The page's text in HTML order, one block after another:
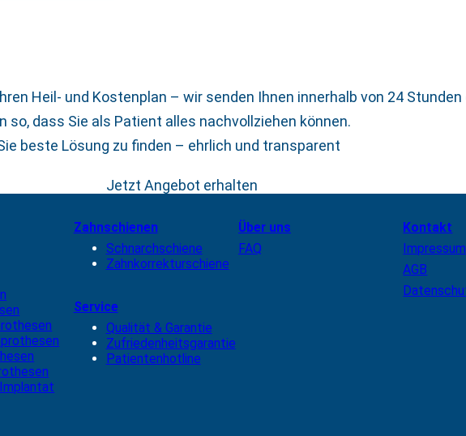
Heil- und Kostenplan – wir senden Ihnen innerhalb von 24
so, dass Sie als Patient alles nachvollziehen können.
beste Lösung zu finden – ehrlich und transparent
Jetzt Angebot erhalten
Zahnschienen
Schnarchschiene
Zahnkorrekturschiene
Service
Qualität & Garantie
Zufriedenheitsgarantie
Patientenhotline
Über uns
FAQ
Kontakt
Impressum
AGB